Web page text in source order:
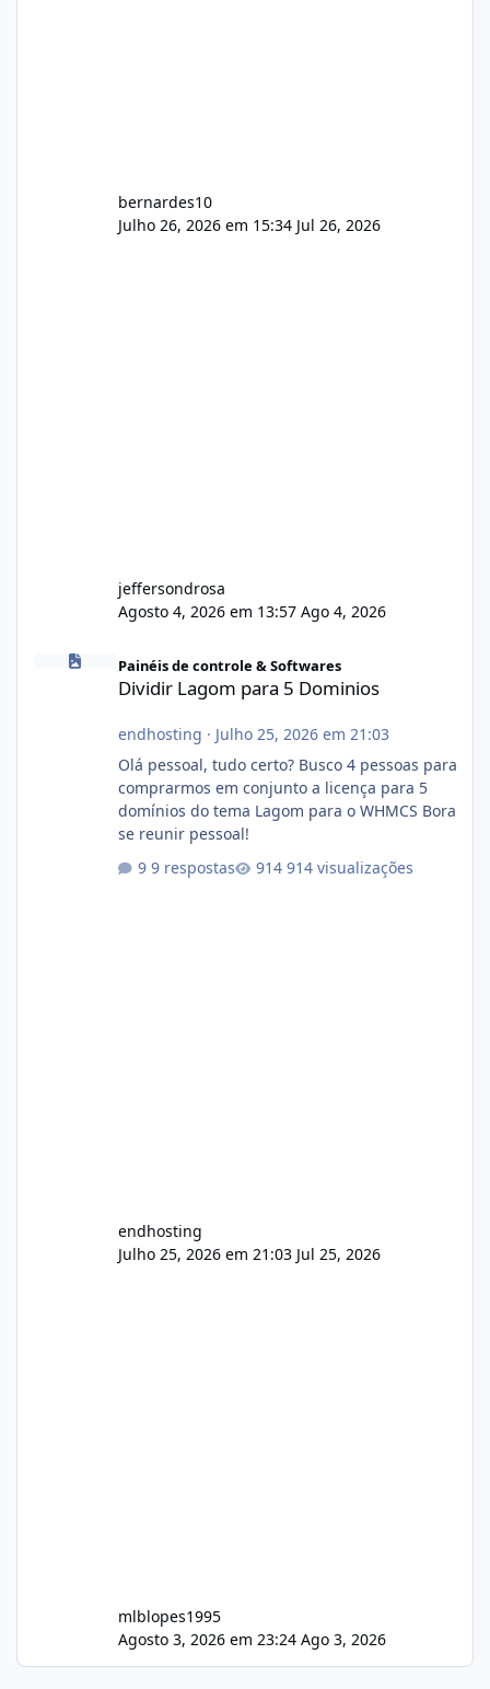
bernardes10
Julho 26, 2026 em 15:34 Jul 26, 2026
jeffersondrosa
Agosto 4, 2026 em 13:57 Ago 4, 2026
Painéis de controle & Softwares
Dividir Lagom para 5 Dominios
endhosting · Julho 25, 2026 em 21:03
Olá pessoal, tudo certo? Busco 4 pessoas para
comprarmos em conjunto a licença para 5
domínios do tema Lagom para o WHMCS Bora
se reunir pessoal!
9 respostas
914 visualizações
endhosting
Julho 25, 2026 em 21:03 Jul 25, 2026
mlblopes1995
Agosto 3, 2026 em 23:24 Ago 3, 2026